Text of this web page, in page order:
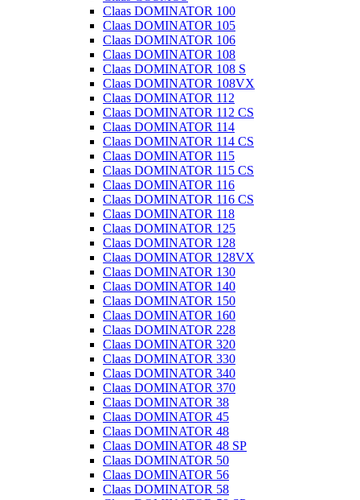
Claas DOMINATOR 100
Claas DOMINATOR 105
Claas DOMINATOR 106
Claas DOMINATOR 108
Claas DOMINATOR 108 S
Claas DOMINATOR 108VX
Claas DOMINATOR 112
Claas DOMINATOR 112 CS
Claas DOMINATOR 114
Claas DOMINATOR 114 CS
Claas DOMINATOR 115
Claas DOMINATOR 115 CS
Claas DOMINATOR 116
Claas DOMINATOR 116 CS
Claas DOMINATOR 118
Claas DOMINATOR 125
Claas DOMINATOR 128
Claas DOMINATOR 128VX
Claas DOMINATOR 130
Claas DOMINATOR 140
Claas DOMINATOR 150
Claas DOMINATOR 160
Claas DOMINATOR 228
Claas DOMINATOR 320
Claas DOMINATOR 330
Claas DOMINATOR 340
Claas DOMINATOR 370
Claas DOMINATOR 38
Claas DOMINATOR 45
Claas DOMINATOR 48
Claas DOMINATOR 48 SP
Claas DOMINATOR 50
Claas DOMINATOR 56
Claas DOMINATOR 58